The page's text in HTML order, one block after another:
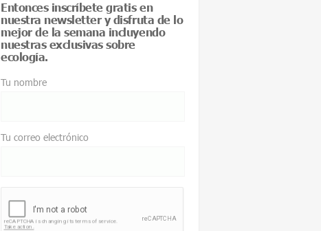
Entonces inscríbete gratis en
nuestra newsletter y disfruta de lo
mejor de la semana incluyendo
nuestras exclusivas sobre
ecología.
Tu nombre
Tu correo electrónico